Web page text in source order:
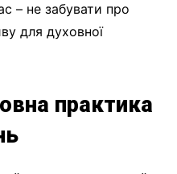
– не забувати про
для духовної
практика